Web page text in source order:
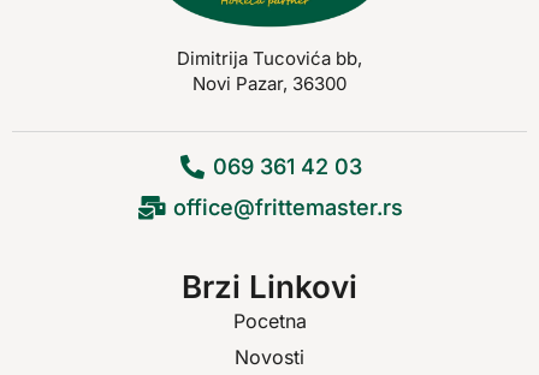
Dimitrija Tucovića bb,
Novi Pazar, 36300
069 361 42 03
office@frittemaster.rs
Brzi Linkovi
Pocetna
Novosti